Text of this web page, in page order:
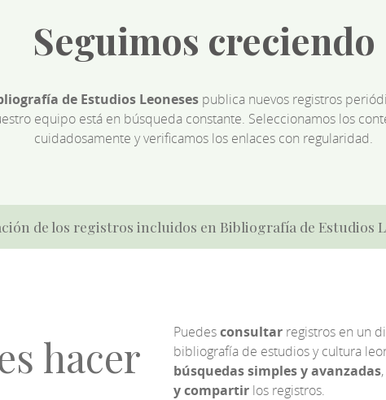
Seguimos creciendo
de Estudios Leonesespublica nuevos registros
equipo está en búsqueda constante. Seleccionamos los
cuidadosamente y verificamos los enlaces con regularidad.
de los registros incluidos en Bibliografía de Estudios
hacer Puedesconsultarregistros en un
bibliografía de estudios y cultura
búsquedas simples y avanzadas
y compartirlos registros.